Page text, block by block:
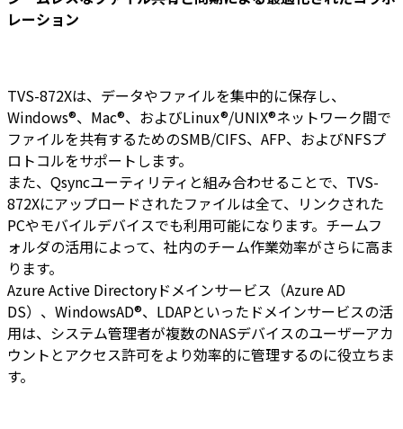
レーション
TVS-872Xは、データやファイルを集中的に保存し、
Windows®、Mac®、およびLinux®/UNIX®ネットワーク間で
ファイルを共有するためのSMB/CIFS、AFP、およびNFSプ
ロトコルをサポートします。
また、Qsyncユーティリティと組み合わせることで、TVS-
872Xにアップロードされたファイルは全て、リンクされた
PCやモバイルデバイスでも利用可能になります。チームフ
ォルダの活用によって、社内のチーム作業効率がさらに高ま
ります。
Azure Active Directoryドメインサービス（Azure AD
DS）、WindowsAD®、LDAPといったドメインサービスの活
用は、システム管理者が複数のNASデバイスのユーザーアカ
ウントとアクセス許可をより効率的に管理するのに役立ちま
す。